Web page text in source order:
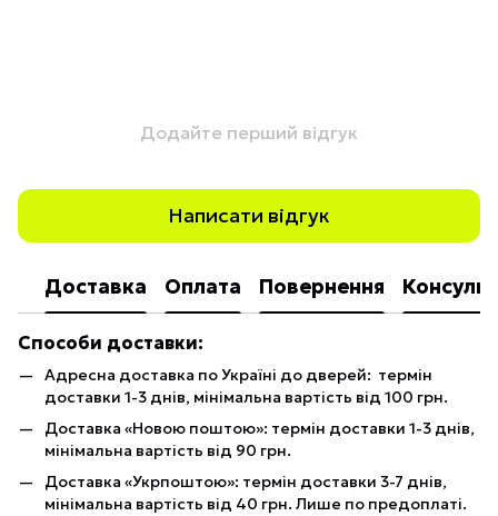
Додайте перший відгук
Написати відгук
Доставка Оплата Повернення
Способи доставки:
Адресна доставка по Україні до дверей: термін
доставки 1-3 днів, мінімальна вартість від 100 грн.
Доставка «Новою поштою»: термін доставки 1-3 днів,
мінімальна вартість від 90 грн.
Доставка «Укрпоштою»: термін доставки 3-7 днів,
мінімальна вартість від 40 грн. Лише по предоплаті.